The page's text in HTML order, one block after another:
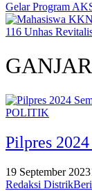
Gelar Program
116 Unhas
POLITIK
Pilpres
19 September 2023
Redaksi